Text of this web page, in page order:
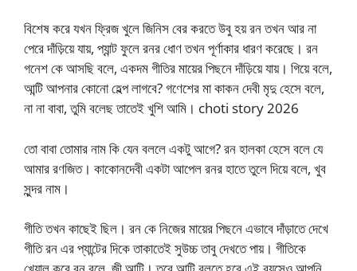
বিশেষ করে যখন ফ্রিজ খুলে জিনিস বের করতে উবু হয় রন তখন আর না
পেরে দাঁড়িয়ে যায়, প্যান্ট ফুলে রনর ধোণ তখন পূর্ণাকার ধারণ করেছে। রন
গনেশ কে আসছি বলে, একদম গীতির মায়ের পিছনে দাঁড়িয়ে যায়। গিয়ে বলে,
আন্টি আপনার কোনো হেল্প লাগবে? গণেশের মা কাকন দেবী মৃদু হেসে বলে,
না না বাবা, তুমি বলেছ তাতেই খুশি আমি। choti story 2026
তো বাবা তোমার নাম কি যেন বললে একটু আগে? রন হালকা হেসে বলে যে
আমার রণজিত। কাকোনদেবী একটা আপেল রনর হাতে তুলে দিয়ে বলে, খুব
সুন্দর নাম।
গীতি তখন কাছেই ছিল। রন কে নিজের মায়ের পিছনে এভাবে দাঁড়াতে দেখে
গীতি রন এর প্যান্টের দিকে তাকাতেই সুউচ্চ তাবু দেখতে পায়। গীতিকে